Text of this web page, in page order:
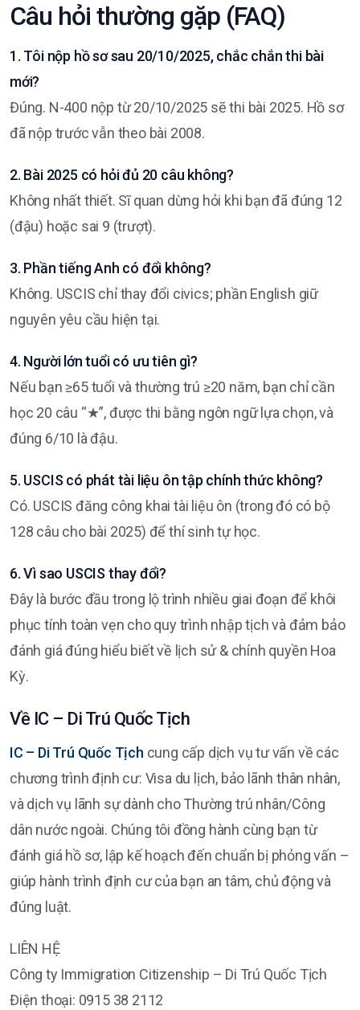
Câu hỏi thường gặp (FAQ)
1. Tôi nộp hồ sơ sau 20/10/2025, chắc chắn thi bài
mới?
Đúng. N-400 nộp từ 20/10/2025 sẽ thi bài 2025. Hồ sơ
đã nộp trước vẫn theo bài 2008.
2. Bài 2025 có hỏi đủ 20 câu không?
Không nhất thiết. Sĩ quan dừng hỏi khi bạn đã đúng 12
(đậu) hoặc sai 9 (trượt).
3. Phần tiếng Anh có đổi không?
Không. USCIS chỉ thay đổi civics; phần English giữ
nguyên yêu cầu hiện tại.
4. Người lớn tuổi có ưu tiên gì?
Nếu bạn ≥65 tuổi và thường trú ≥20 năm, bạn chỉ cần
học 20 câu “★”, được thi bằng ngôn ngữ lựa chọn, và
đúng 6/10 là đậu.
5. USCIS có phát tài liệu ôn tập chính thức không?
Có. USCIS đăng công khai tài liệu ôn (trong đó có bộ
128 câu cho bài 2025) để thí sinh tự học.
6. Vì sao USCIS thay đổi?
Đây là bước đầu trong lộ trình nhiều giai đoạn để khôi
phục tính toàn vẹn cho quy trình nhập tịch và đảm bảo
đánh giá đúng hiểu biết về lịch sử & chính quyền Hoa
Kỳ.
Về IC – Di Trú Quốc Tịch
IC – Di Trú Quốc Tịch cung cấp dịch vụ tư vấn về các
chương trình định cư: Visa du lịch, bảo lãnh thân nhân,
và dịch vụ lãnh sự dành cho Thường trú nhân/Công
dân nước ngoài. Chúng tôi đồng hành cùng bạn từ
đánh giá hồ sơ, lập kế hoạch đến chuẩn bị phỏng vấn –
giúp hành trình định cư của bạn an tâm, chủ động và
đúng luật.
LIÊN HỆ
Công ty Immigration Citizenship – Di Trú Quốc Tịch
Điện thoại: 0915 38 2112